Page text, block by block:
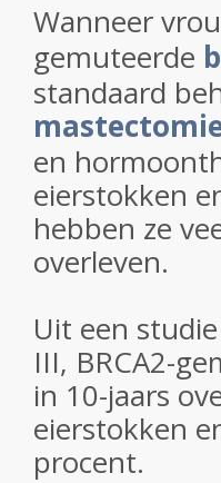
Wanneer
gemuteerde
standaard
en
eierstokken
hebben ze
overleven.
Uit een
III, BRCA2-
in 10-jaars
eierstokken
procent.